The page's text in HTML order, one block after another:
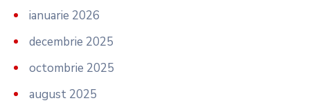
ianuarie 2026
decembrie 2025
octombrie 2025
august 2025